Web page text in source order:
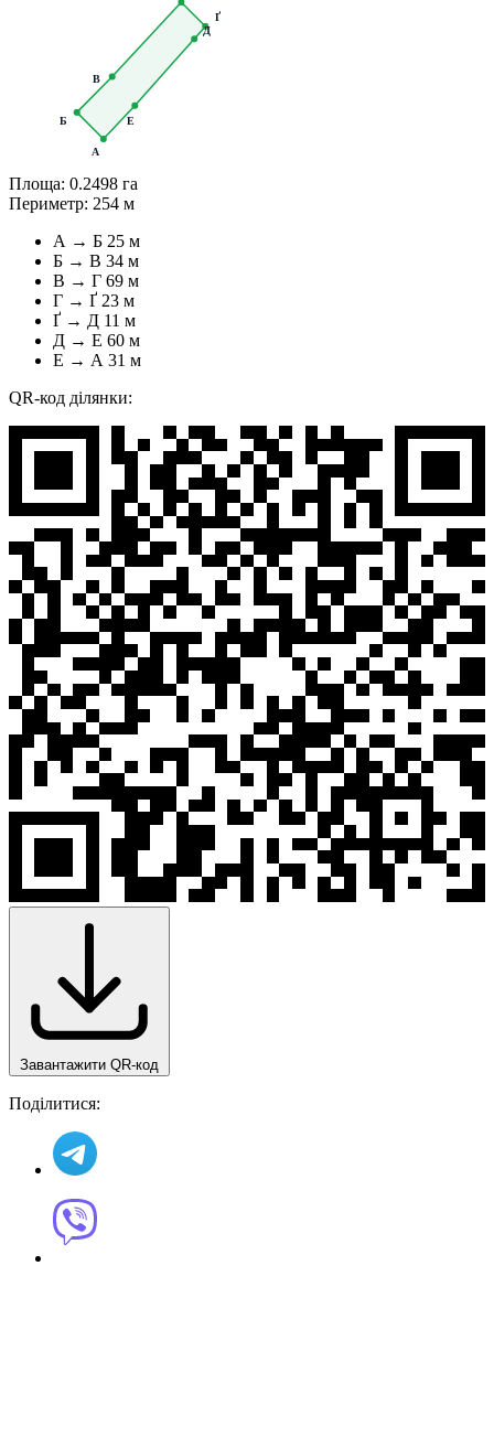
А
Б
В
Ґ
Д
Е
Площа: 0.2498 га
Периметр: 254 м
А → Б 25 м
Б → В 34 м
В → Г 69 м
Г → Ґ 23 м
Ґ → Д 11 м
Д → Е 60 м
Е → А 31 м
QR-код ділянки:
Завантажити QR-код
Поділитися: